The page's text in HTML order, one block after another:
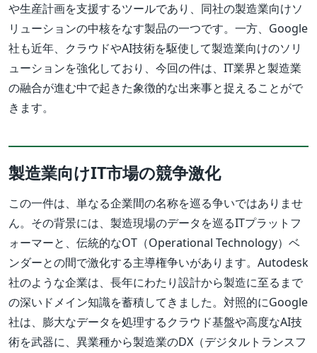
や生産計画を支援するツールであり、同社の製造業向けソ
リューションの中核をなす製品の一つです。一方、Google
社も近年、クラウドやAI技術を駆使して製造業向けのソリ
ューションを強化しており、今回の件は、IT業界と製造業
の融合が進む中で起きた象徴的な出来事と捉えることがで
きます。
製造業向けIT市場の競争激化
この一件は、単なる企業間の名称を巡る争いではありませ
ん。その背景には、製造現場のデータを巡るITプラットフ
ォーマーと、伝統的なOT（Operational Technology）ベ
ンダーとの間で激化する主導権争いがあります。Autodesk
社のような企業は、長年にわたり設計から製造に至るまで
の深いドメイン知識を蓄積してきました。対照的にGoogle
社は、膨大なデータを処理するクラウド基盤や高度なAI技
術を武器に、異業種から製造業のDX（デジタルトランスフ